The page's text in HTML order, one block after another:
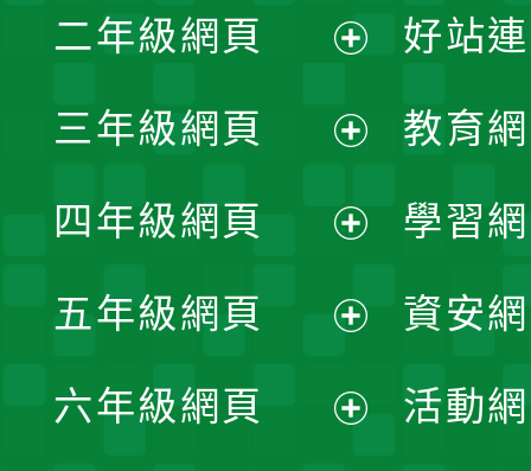
開
選
單
二年級網頁
開
選
單
三年級網頁
開
選
單
四年級網頁
開
選
五年級網頁
開
六年級網頁
好站
教育
學習
資安
活動